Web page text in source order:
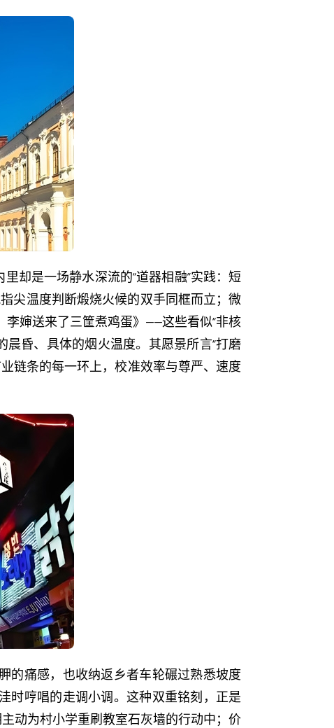
却是一场静水深流的“道器相融”实践：短
尖温度判断煅烧火候的双手同框而立；微
婶送来了三筐煮鸡蛋》——这些看似“非核
晨昏、具体的烟火温度。其愿景所言“打磨
链条的每一环上，校准效率与尊严、速度
的痛感，也收纳返乡者车轮碾过熟悉坡度
时哼唱的走调小调。这种双重铭刻，正是
动为村小学重刷教室石灰墙的行动中；价